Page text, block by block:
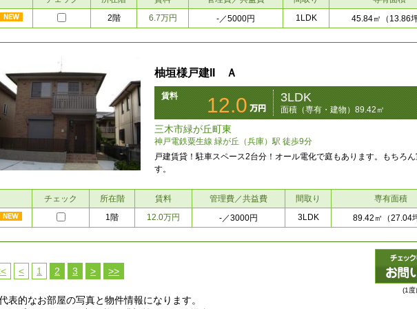
2階
6.7万円 -／5000円 1LDK 45.84㎡ （13.86
柚垣様戸建II Ａ
賃料 12.0 3LDK
面積（専有・建物）89.42㎡
三木市緑が丘町東
神戸電鉄粟生線 緑が丘（兵庫）駅 徒歩9分
戸建賃貸！駐車スペース2台分！オール電化で庭もあります。もちろ
す。
チェック 所在階 賃料 管理費／共益費 間取り 専有面積
1階
12.0万円 -／3000円 3LDK 89.42㎡ （27.04
< 1 2 3 > >>
(1度
表的なお部屋の写真と物件情報になります。